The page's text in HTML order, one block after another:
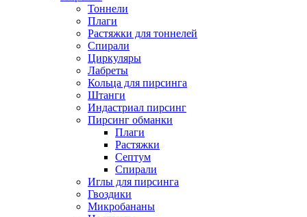
Тоннели
Плаги
Растяжки для тоннелей
Спирали
Циркуляры
Лабреты
Кольца для пирсинга
Штанги
Индастриал пирсинг
Пирсинг обманки
Плаги
Растяжки
Септум
Спирали
Иглы для пирсинга
Гвоздики
Микробананы